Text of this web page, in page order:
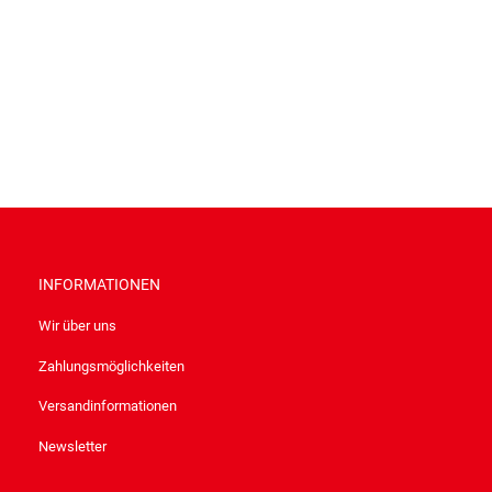
INFORMATIONEN
Wir über uns
Zahlungsmöglichkeiten
Versandinformationen
Newsletter